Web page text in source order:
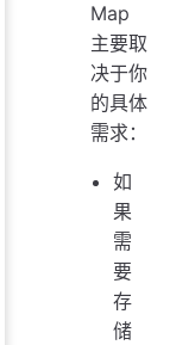
Map
主要取
决于你
的具体
需求：
如
果
需
要
存
储